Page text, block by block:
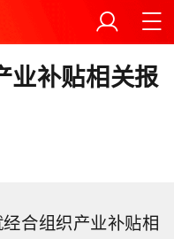
业补贴相关报
合组织产业补贴相